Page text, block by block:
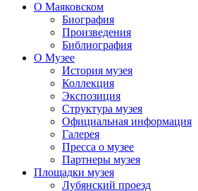
О Маяковском
Биография
Произведения
Библиография
О Музее
История музея
Коллекция
Экспозиция
Структура музея
Официальная информация
Галерея
Пресса о музее
Партнеры музея
Площадки музея
Лубянский проезд